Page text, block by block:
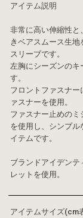
アイテム説明
非常に高い伸縮性と
きベアスムース生
スリーブです。
左胸にシーズンのキ
す。
フロントファスナ
ァスナーを使用。
ファスナー止めの
を使用し、シンプ
イテムです。
ブランドアイデン
レットを使用。
アイテムサイズ(cm